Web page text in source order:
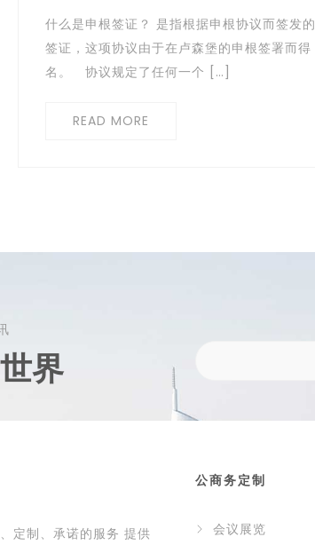
什么是申根签证？ 是指根据申根协议⽽签发的
签证，这项协议由于在卢森堡的申根签署⽽得
名。 协议规定了任何⼀个 […]
READ MORE
界
定制、承诺的服务 提供
公商务定制
会议展览